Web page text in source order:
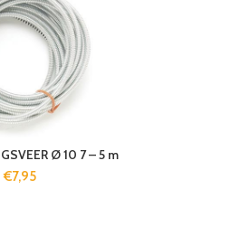
Ø 10 7 – 5 m
€7,95